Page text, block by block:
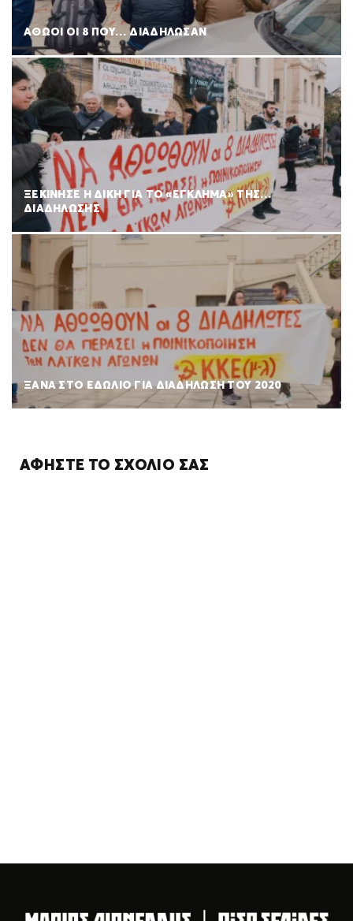
ΑΘΩΟΙ ΟΙ 8 ΠΟΥ… ΔΙΑΔΗΛΩΣΑΝ
ΞΕΚΙΝΗΣΕ Η ΔΙΚΗ ΓΙΑ ΤΟ «ΕΓΚΛΗΜΑ» ΤΗΣ…
ΔΙΑΔΗΛΩΣΗΣ
ΞΑΝΑ ΣΤΟ ΕΔΩΛΙΟ ΓΙΑ ΔΙΑΔΗΛΩΣΗ ΤΟΥ 2020
ΑΦΉΣΤΕ ΤΟ ΣΧΌΛΙΌ ΣΑΣ